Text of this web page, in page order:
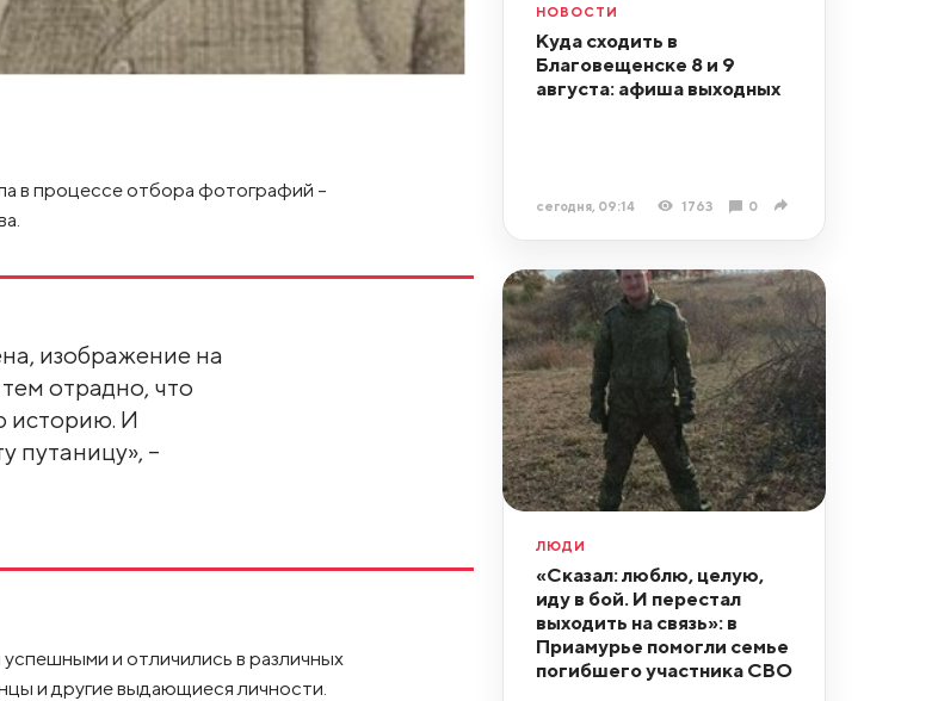
в процессе отбора фотографий –
изображение на
отрадно, что
историю. И
путаницу», –
и отличились в различных
и другие выдающиеся личности.
НОВОСТИ
Куда сходить в
Благовещенске 8 и 9
августа: афиша выходных
сегодня, 09:14 1763 0
ЛЮДИ
«Сказал: люблю, целую,
иду в бой. И перестал
выходить на связь»: в
Приамурье помогли семье
погибшего участника СВО